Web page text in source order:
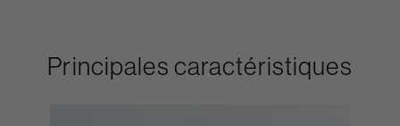
Principales caractéristiques